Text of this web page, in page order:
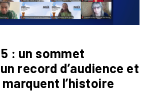
: un sommet
record d’audience et
l’histoire